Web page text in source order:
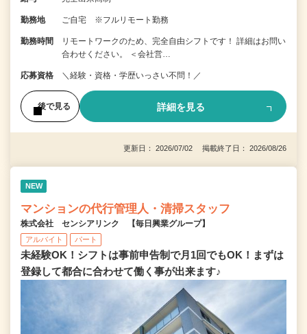
勤務地 ご自宅 ※フルリモート勤務
勤務時間
リモートワークのため、完全自由シフトです！ 詳細はお問い
合わせください。 ＜会社営…
応募資格 ＼経験・資格・学歴いっさい不問！／
後で見る 詳細を見る
更新日： 2026/07/02 掲載終了日： 2026/08/26
NEW
マンションの代行管理人・清掃スタッフ
株式会社 センシアリンク 【毎日興業グループ】
アルバイト パート
未経験OK！シフトは事前申告制で月1回でもOK！まずは
登録して都合に合わせて働く事が出来ます♪